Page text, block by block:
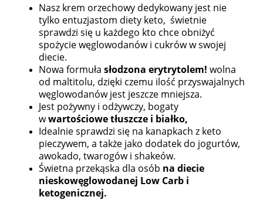
Nasz krem orzechowy dedykowany jest nie
tylko entuzjastom diety keto, świetnie
sprawdzi się u każdego kto chce obniżyć
spożycie węglowodanów i cukrów w swojej
diecie.
Nowa formuła słodzona erytrytolem! wolna
od maltitolu, dzięki czemu ilość przyswajalnych
węglowodanów jest jeszcze mniejsza.
Jest pożywny i odżywczy, bogaty
wwartościowe tłuszcze i białko,
Idealnie sprawdzi się na kanapkach z keto
pieczywem, a także jako dodatek do jogurtów,
awokado, twarogów i shakeów.
Świetna przekąska dla osób na diecie
nieskowęglowodanej Low Carb i
ketogenicznej.